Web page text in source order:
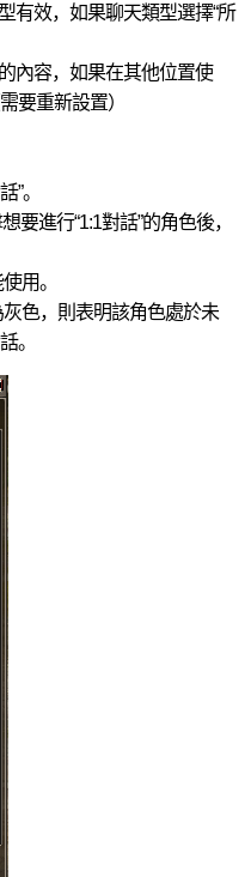
有效，如果聊天類型選擇“所
內容，如果在其他位置使
要重新設置）
”。
要進行“1:1對話”的角色後，
用。
色，則表明該角色處於未
。